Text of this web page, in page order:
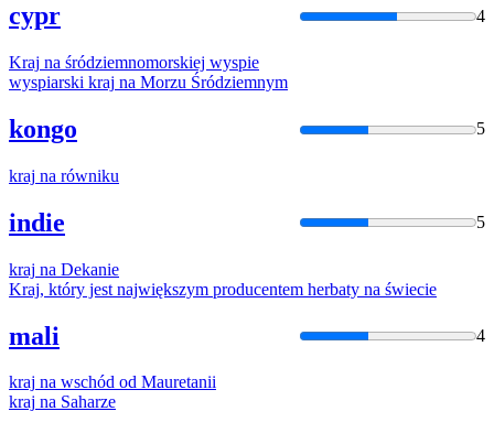
cypr 4
Kraj na śródziemnomorskiej wyspie
wyspiarski kraj na Morzu Śródziemnym
kongo 5
kraj na równiku
indie 5
kraj na Dekanie
Kraj, który jest największym producentem herbaty na świecie
mali 4
kraj na wschód od Mauretanii
kraj na Saharze